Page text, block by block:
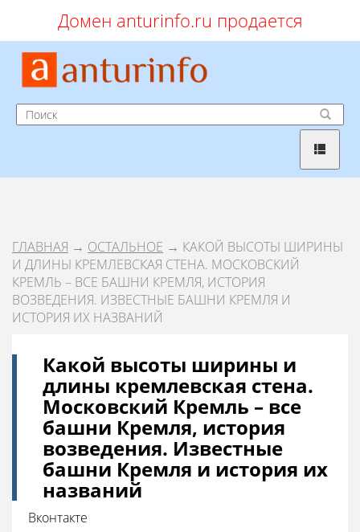
Домен anturinfo.ru продается
ГЛАВНАЯ → ОСТАЛЬНОЕ → КАКОЙ ВЫСОТЫ ШИРИНЫ
И ДЛИНЫ КРЕМЛЕВСКАЯ СТЕНА. МОСКОВСКИЙ
КРЕМЛЬ – ВСЕ БАШНИ КРЕМЛЯ, ИСТОРИЯ
ВОЗВЕДЕНИЯ. ИЗВЕСТНЫЕ БАШНИ КРЕМЛЯ И
ИСТОРИЯ ИХ НАЗВАНИЙ
Какой высоты ширины и
длины кремлевская стена.
Московский Кремль – все
башни Кремля, история
возведения. Известные
башни Кремля и история их
названий
Вконтакте